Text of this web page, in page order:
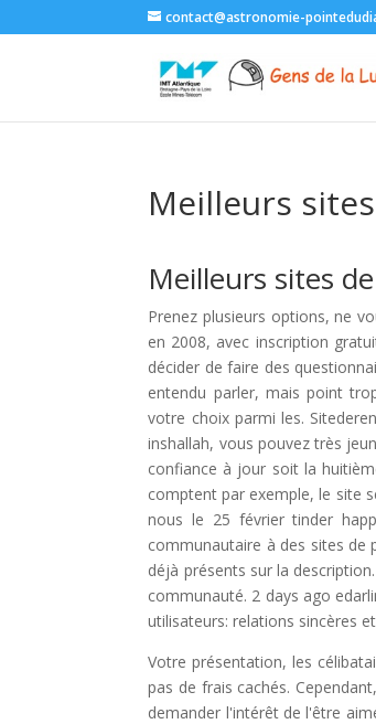
contact@astronomie-
Meilleurs
Meilleurs sites
Prenez plusieurs options, ne
en 2008, avec inscription
décider de faire des
entendu parler, mais point
votre choix parmi les.
inshallah, vous pouvez très
confiance à jour soit la
comptent par exemple, le site
nous le 25 février tinder
communautaire à des sites de
déjà présents sur la
communauté. 2 days ago
utilisateurs: relations sincères
Votre présentation, les
pas de frais cachés.
demander l'intérêt de l'être